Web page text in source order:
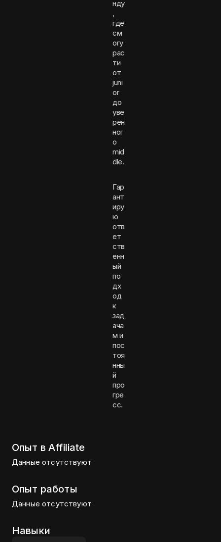
нду
,
где
см
огу
рас
ти
от
juni
or
до
уве
рен
ног
о
mid
dle.
Гар
ант
иру
ю
отв
ет
ств
енн
ый
по
дх
од
к
зад
ача
м и
пос
тоя
нны
й
про
гре
сс.
Опыт в Affiliate
Данные отсутствуют
Опыт работы
Данные отсутствуют
Навыки